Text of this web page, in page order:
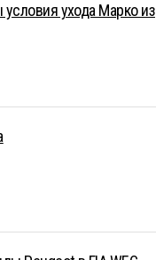
ухода Марко из